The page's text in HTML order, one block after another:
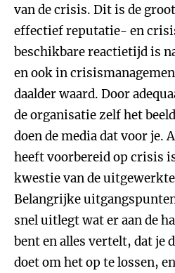
van de crisis. Dit is de
effectief reputatie- en
beschikbare reactietijd is
en ook in
daalder waard. Door
de organisatie zelf het
doen de media dat voor je.
heeft voorbereid op crisis
kwestie van de
Belangrijke
snel uitlegt wat er aan de
bent en alles vertelt, dat je
doet om het op te lossen,